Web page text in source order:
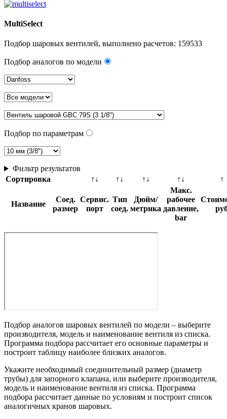
MultiSelect
Подбор шаровых вентилей, выполнено расчетов: 159533
Подбор аналогов по модели
Подбор по параметрам
Фильтр результатов
Сортировка
↑↓ ↑↓ ↑↓ ↑↓ ↑
Название
Соед.
размер
Сервис.
порт
Тип
соед.
Дюйм/
метрика
Макс.
рабочее
давление,
bar
Подбор аналогов шаровых вентилей по модели – выберите
производителя, модель и наименование вентиля из списка.
Программа подбора рассчитает его основные параметры и
построит таблицу наиболее близких аналогов.
Укажите необходимый соединительный размер (диаметр
трубы) для запорного клапана, или выберите производителя,
модель и наименование вентиля из списка. Программа
подбора рассчитает данные по условиям и построит список
аналогичных кранов шаровых.